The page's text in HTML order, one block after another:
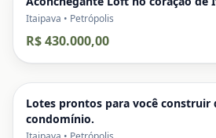
Itaipava • Petrópolis
R$ 430.000,00
Lotes prontos para você construir
condomínio.